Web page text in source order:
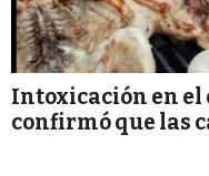
Intoxicación en el
confirmó que las